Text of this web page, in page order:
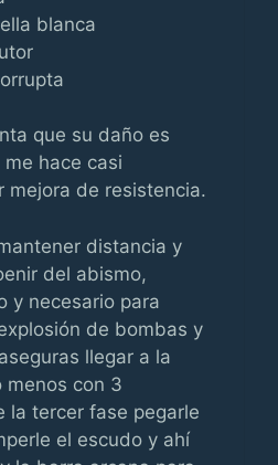
blanca
que su daño es
hace casi
mejora de resistencia.
distancia y
del abismo,
y necesario para
de bombas y
llegar a la
menos con 3
la tercer fase pegarle
el escudo y ahí